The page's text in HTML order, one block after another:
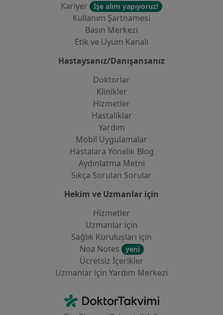
Kariyer
İşe alım yapıyoruz!
Kullanım Şartnamesi
Basın Merkezi
Etik ve Uyum Kanalı
Hastaysanız/Danışansanız
Doktorlar
Klinikler
Hizmetler
Hastaliklar
Yardım
Mobil Uygulamalar
Hastalara Yönelik Blog
Aydınlatma Metni
Sıkça Sorulan Sorular
Hekim ve Uzmanlar için
Hizmetler
Uzmanlar için
Sağlık Kuruluşları için
Noa Notes
yeni
Ücretsiz İçerikler
Uzmanlar için Yardım Merkezi
DoktorTakvimi - Ana Sayfa